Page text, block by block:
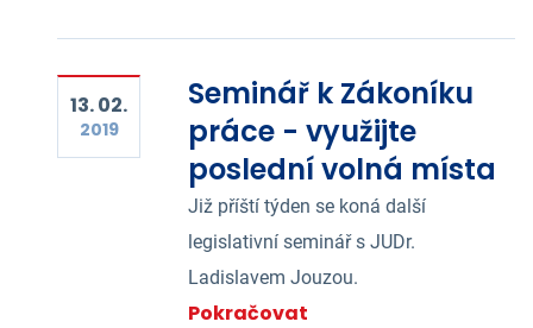
13. 02.
2019
Seminář k Zákoníku
práce - využijte
poslední volná místa
Již příští týden se koná další
legislativní seminář s JUDr.
Ladislavem Jouzou.
Pokračovat